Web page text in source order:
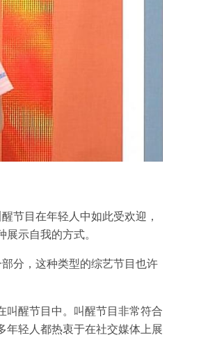
节目在年轻人中如此受欢迎，
示自我的方式。
分，这种类型的综艺节目也许
叫醒节目中。叫醒节目非常符合
年轻人都热衷于在社交媒体上展